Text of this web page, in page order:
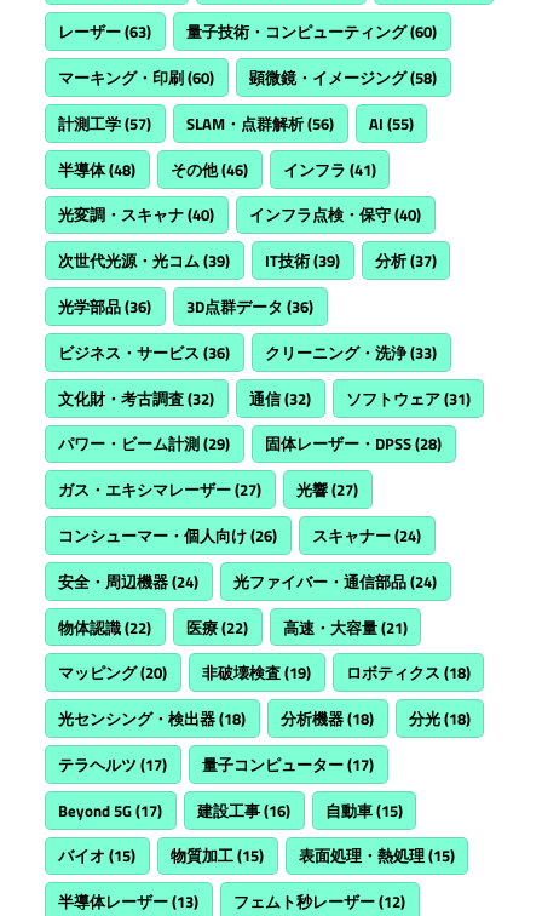
レーザー(63) 量子技術・コンピューティング(60)
マーキング・印刷(60) 顕微鏡・イメージング(58)
計測工学(57) SLAM・点群解析(56) AI (55)
半導体(48) その他(46) インフラ (41)
光変調・スキャナ(40) インフラ点検・保守(40)
次世代光源・光コム(39) IT技術(39) 分析(37)
光学部品(36) 3D点群データ (36)
ビジネス・サービス (36) クリーニング・洗浄(33)
文化財・考古調査(32) 通信(32) ソフトウェア(31)
パワー・ビーム計測(29) 固体レーザー・DPSS(28)
ガス・エキシマレーザー(27) 光響(27)
コンシューマー・個人向け(26) スキャナー(24)
安全・周辺機器(24) 光ファイバー・通信部品(24)
物体認識(22) 医療(22) 高速・大容量(21)
マッピング(20) 非破壊検査(19) ロボティクス (18)
光センシング・検出器(18) 分析機器(18) 分光(18)
テラヘルツ (17) 量子コンピューター(17)
Beyond 5G(17) 建設工事(16) 自動車(15)
バイオ (15) 物質加工(15) 表面処理・熱処理(15)
半導体レーザー(13) フェムト秒レーザー(12)